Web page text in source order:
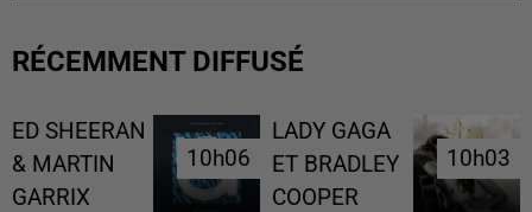
RÉCEMMENT DIFFUSÉ
ED SHEERAN
& MARTIN
GARRIX
10h06
10h06
LADY GAGA
ET BRADLEY
COOPER
10h03
10h03